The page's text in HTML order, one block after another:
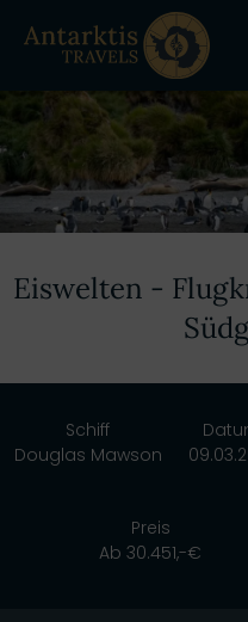
Eiswelten -
Schiff
Douglas Mawson
Preis
Ab 30.451,-€